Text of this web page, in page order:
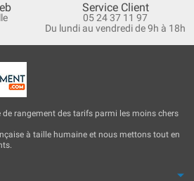
Service Client
05 24 37 11 97
Du lundi au vendredi de 9h à 18h
rangement des tarifs parmi les moins chers
à taille humaine et nous mettons tout en